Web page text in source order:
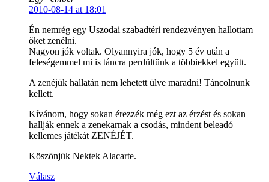
2010-08-14 at 18:01
Én nemrég egy Uszodai szabadtéri rendezvényen hallottam
őket zenélni.
Nagyon jók voltak. Olyannyira jók, hogy 5 év után a
feleségemmel mi is táncra perdültünk a többiekkel együtt.
A zenéjük hallatán nem lehetett ülve maradni! Táncolnunk
kellett.
Kívánom, hogy sokan érezzék még ezt az érzést és sokan
hallják ennek a zenekarnak a csodás, mindent beleadó
kellemes játékát ZENÉJÉT.
Köszönjük Nektek Alacarte.
Válasz